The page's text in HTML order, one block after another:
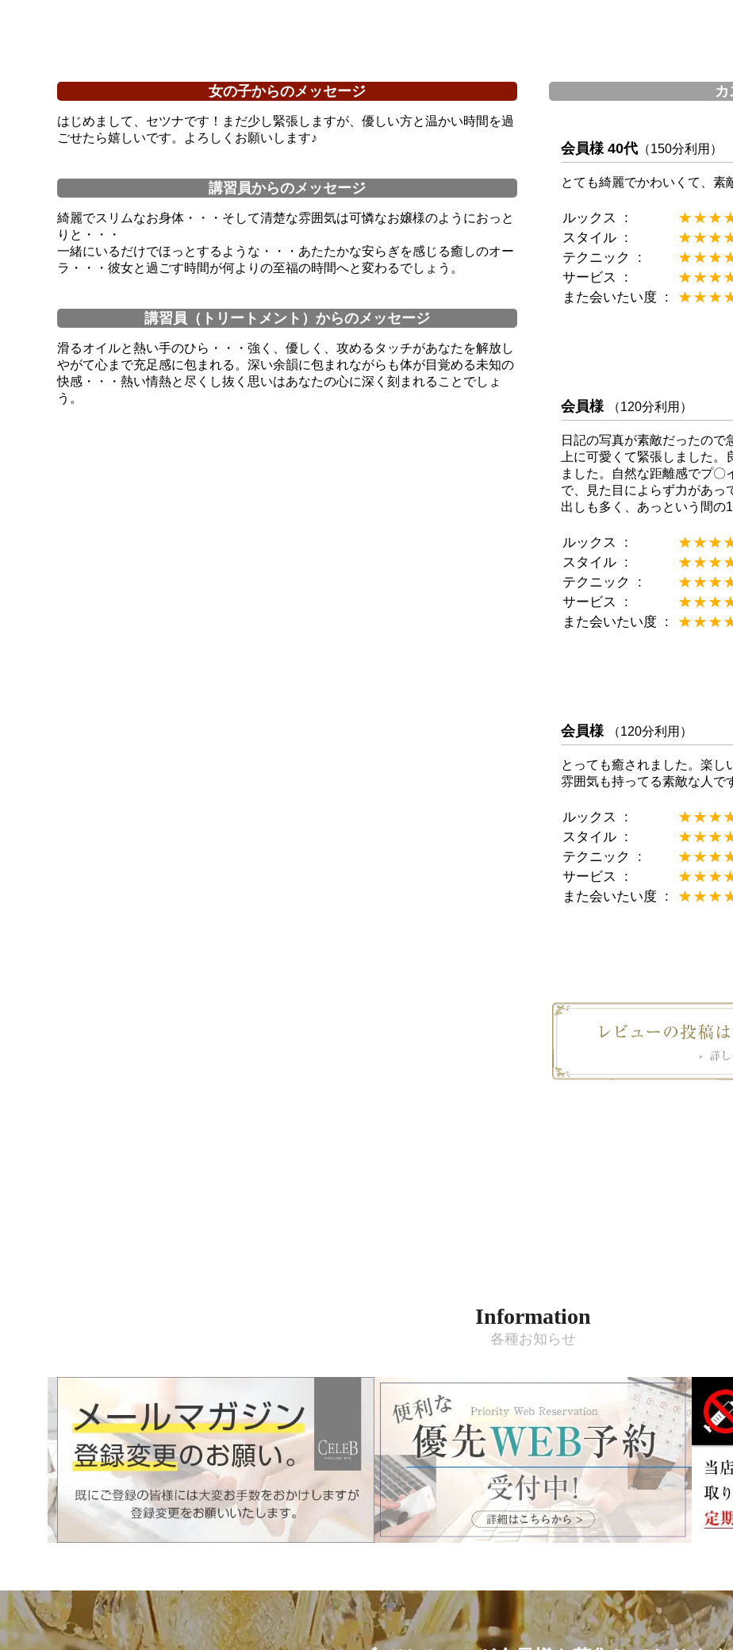
女の子からのメッセージ
はじめまして、セツナです！まだ少し緊張しますが、優しい方と温かい時間を過
ごせたら嬉しいです。よろしくお願いします♪
講習員からのメッセージ
綺麗でスリムなお身体・・・そして清楚な雰囲気は可憐なお嬢様のようにおっと
りと・・・
一緒にいるだけでほっとするような・・・あたたかな安らぎを感じる癒しのオー
ラ・・・彼女と過ごす時間が何よりの至福の時間へと変わるでしょう。
講習員（トリートメント）からのメッセージ
滑るオイルと熱い手のひら・・・強く、優しく、攻めるタッチがあなたを解放し
やがて心まで充足感に包まれる。深い余韻に包まれながらも体が目覚める未知の
快感・・・熱い情熱と尽くし抜く思いはあなたの心に深く刻まれることでしょ
う。
会員様 40代 （150分利用）
とても綺麗でかわいくて、素
ルックス
スタイル
テクニック
サービス
また会いたい度
会員様 （120分利用）
日記の写真が素敵だったので
上に可愛くて緊張しました
ました。自然な距離感でプ
で、見た目によらず力があっ
出しも多く、あっという間の
ルックス
スタイル
テクニック
サービス
また会いたい度
会員様 （120分利用）
とっても癒されました。楽し
雰囲気も持ってる素敵な人で
ルックス
スタイル
テクニック
サービス
また会いたい度
Information
各種お知らせ